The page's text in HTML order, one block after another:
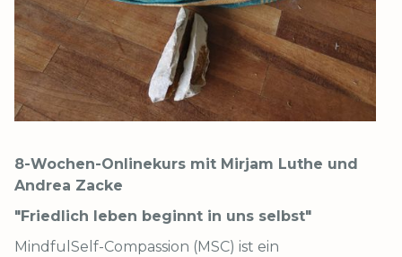
8-Wochen-Onlinekurs mit Mirjam Luthe und
Andrea Zacke
"Friedlich leben beginnt in uns selbst"
MindfulSelf-Compassion (MSC) ist ein